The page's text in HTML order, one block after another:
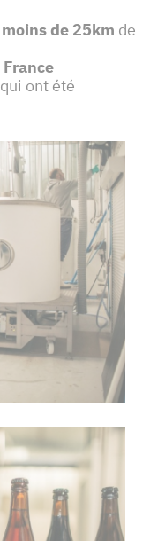
moins de 25km de
France
qui ont été